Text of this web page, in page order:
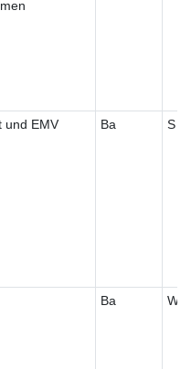
und EMV Ba S
Ba W